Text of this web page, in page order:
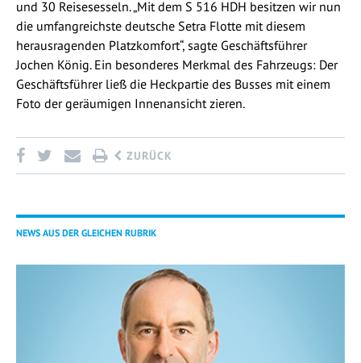
und 30 Reisesesseln. „Mit dem S 516 HDH besitzen wir nun
die umfangreichste deutsche Setra Flotte mit diesem
herausragenden Platzkomfort“, sagte Geschäftsführer
Jochen König. Ein besonderes Merkmal des Fahrzeugs: Der
Geschäftsführer ließ die Heckpartie des Busses mit einem
Foto der geräumigen Innenansicht zieren.
ZURÜCK
NEWS AUS DER GLEICHEN RUBRIK